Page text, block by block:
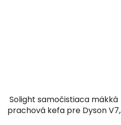
Solight samočistiaca mäkká
prachová kefa pre Dyson V7,